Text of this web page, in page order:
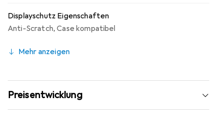
Displayschutz Eigenschaften
Anti-Scratch,Case kompatibel
Mehr anzeigen
Preisentwicklung